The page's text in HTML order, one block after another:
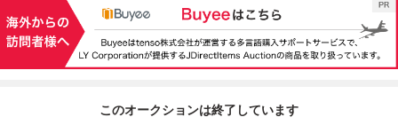
このオークションは終了しています